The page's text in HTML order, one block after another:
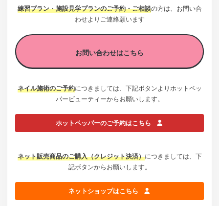
練習プラン・施設見学プランのご予約・ご相談の方は、お問い合
わせよりご連絡願います
お問い合わせはこちら
ネイル施術のご予約につきましては、下記ボタンよりホットペッ
パービューティーからお願いします。
ホットペッパーのご予約はこちら
ネット販売商品のご購入（クレジット決済）につきましては、下
記ボタンからお願いします。
ネットショップはこちら